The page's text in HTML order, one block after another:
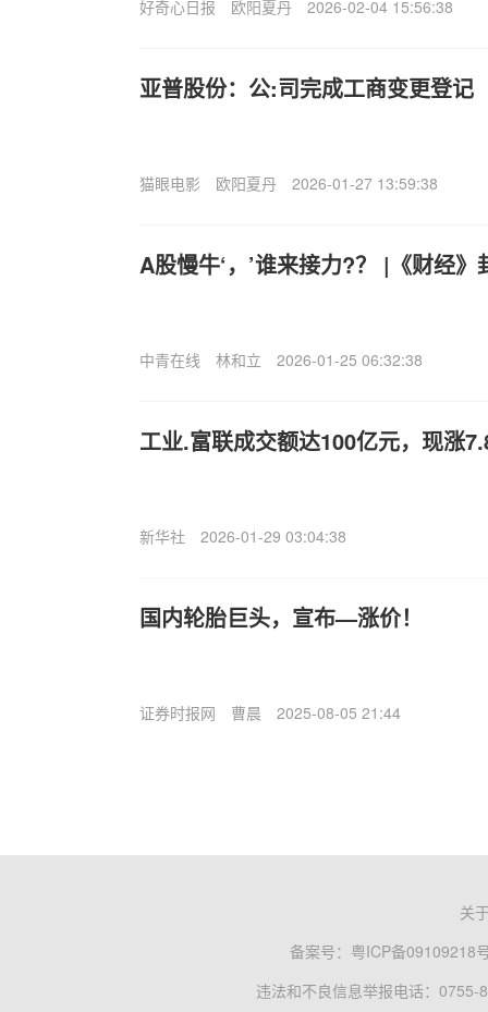
好奇心日报 欧阳夏丹 2026-02-04 15:56:38
亚普股份：公:司完成工商变更登记
猫眼电影 欧阳夏丹 2026-01-27 13:59:38
A股慢牛‘，’谁来接力?？ |《财经》
中青在线 林和立 2026-01-25 06:32:38
工业.富联成交额达100亿元，现涨
新华社 2026-01-29 03:04:38
国内轮胎巨头，宣布—涨价！
证券时报网 曹晨 2025-08-05 21:44
关
备案号： 粤ICP备09109218
违法和不良信息举报电话：0755-